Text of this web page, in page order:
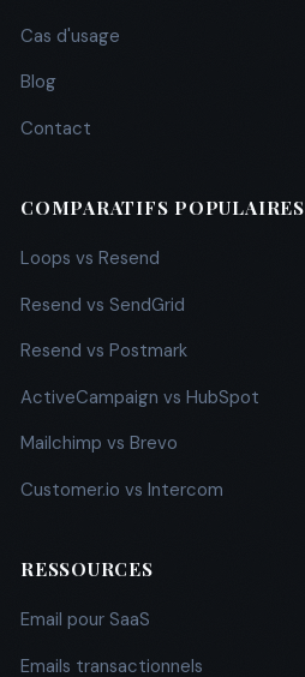
Cas d'usage
Blog
Contact
COMPARATIFS POPULAIRES
Loops vs Resend
Resend vs SendGrid
Resend vs Postmark
ActiveCampaign vs HubSpot
Mailchimp vs Brevo
Customer.io vs Intercom
RESSOURCES
Email pour SaaS
Emails transactionnels